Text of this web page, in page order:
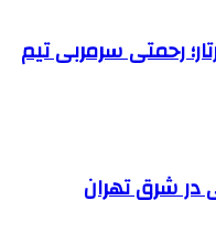
رحمتی سرمربی تیم
شرق تهران